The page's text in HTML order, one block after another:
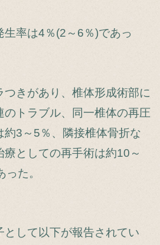
率は4％(2～6％)であっ
きがあり、椎体形成術部に
のトラブル、同一椎体の再圧
約3～5％、隣接椎体骨折な
療としての再手術は約10～
た。
として以下が報告されてい